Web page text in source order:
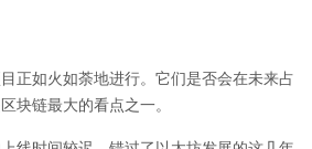
正如火如荼地进行。它们是否会在未来占
块链最大的看点之一。